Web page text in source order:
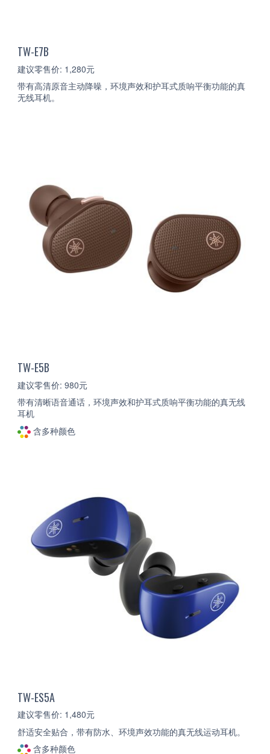
TW-E7B
建议零售价: 1,280元
带有高清原音主动降噪，环境声效和护耳式质响平衡功能的真
无线耳机。
TW-E5B
建议零售价: 980元
带有清晰语音通话，环境声效和护耳式质响平衡功能的真无线
耳机
含多种颜色
TW-ES5A
建议零售价: 1,480元
舒适安全贴合，带有防水、环境声效功能的真无线运动耳机。
含多种颜色